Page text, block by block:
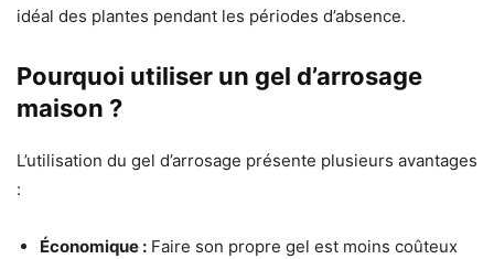
idéal des plantes pendant les périodes d’absence.
Pourquoi utiliser un gel d’arrosage
maison ?
L’utilisation du gel d’arrosage présente plusieurs avantages
:
Économique : Faire son propre gel est moins coûteux